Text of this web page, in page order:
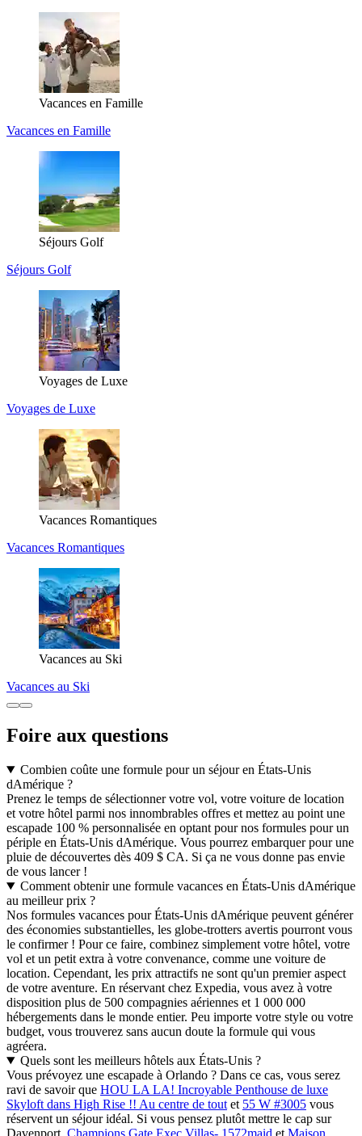
Vacances en Famille
Vacances en Famille
Séjours Golf
Séjours Golf
Voyages de Luxe
Voyages de Luxe
Vacances Romantiques
Vacances Romantiques
Vacances au Ski
Vacances au Ski
Foire aux questions
Combien coûte une formule pour un séjour en États-Unis
dAmérique ?
Prenez le temps de sélectionner votre vol, votre voiture de location
et votre hôtel parmi nos innombrables offres et mettez au point une
escapade 100 % personnalisée en optant pour nos formules pour un
périple en États-Unis dAmérique. Vous pourrez embarquer pour une
pluie de découvertes dès 409 $ CA. Si ça ne vous donne pas envie
de vous lancer !
Comment obtenir une formule vacances en États-Unis dAmérique
au meilleur prix ?
Nos formules vacances pour États-Unis dAmérique peuvent générer
des économies substantielles, les globe-trotters avertis pourront vous
le confirmer ! Pour ce faire, combinez simplement votre hôtel, votre
vol et un petit extra à votre convenance, comme une voiture de
location. Cependant, les prix attractifs ne sont qu'un premier aspect
de votre aventure. En réservant chez Expedia, vous avez à votre
disposition plus de 500 compagnies aériennes et 1 000 000
hébergements dans le monde entier. Peu importe votre style ou votre
budget, vous trouverez sans aucun doute la formule qui vous
agréera.
Quels sont les meilleurs hôtels aux États-Unis ?
Vous prévoyez une escapade à Orlando ? Dans ce cas, vous serez
ravi de savoir que HOU LA LA! Incroyable Penthouse de luxe
Skyloft dans High Rise !! Au centre de tout et 55 W #3005 vous
réservent un séjour idéal. Si vous pensez plutôt mettre le cap sur
Davenport, Champions Gate Exec Villas- 1572maid et Maison